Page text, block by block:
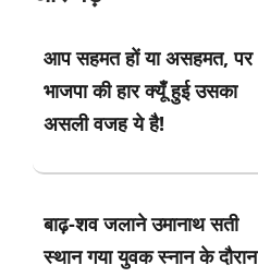
आप सहमत हों या असहमत, पर
भाजपा की हार क्यूँ हुई उसका
असली वजह ये है!
बाढ़-शव जलाने उमानाथ सती
स्थान गया युवक स्नान के दौरान